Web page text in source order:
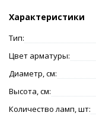
Характеристики
Тип:
Цвет арматуры:
Диаметр, см:
Высота, см:
Количество ламп, шт: